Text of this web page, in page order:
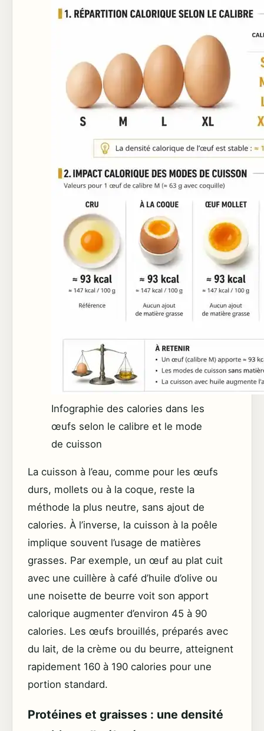
Infographie des calories dans les
œufs selon le calibre et le mode
de cuisson
La cuisson à l’eau, comme pour les œufs
durs, mollets ou à la coque, reste la
méthode la plus neutre, sans ajout de
calories. À l’inverse, la cuisson à la poêle
implique souvent l’usage de matières
grasses. Par exemple, un œuf au plat cuit
avec une cuillère à café d’huile d’olive ou
une noisette de beurre voit son apport
calorique augmenter d’environ 45 à 90
calories. Les œufs brouillés, préparés avec
du lait, de la crème ou du beurre, atteignent
rapidement 160 à 190 calories pour une
portion standard.
Protéines et graisses : une densité